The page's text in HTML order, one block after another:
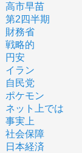
高市早苗
第2四半期
財務省
戦略的
円安
イラン
自民党
ポケモン
ネット上では
事実上
社会保障
日本経済